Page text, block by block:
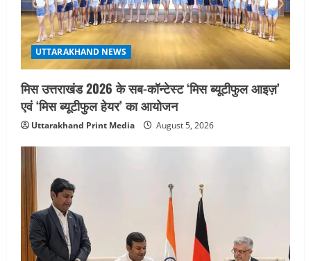
a
t
i
o
n
UTTARAKHAND NEWS
मिस उत्तराखंड 2026 के सब-कॉन्टेस्ट ‘मिस ब्यूटीफुल आइज़’
एवं ‘मिस ब्यूटीफुल हेयर’ का आयोजन
Uttarakhand Print Media August 5, 2026